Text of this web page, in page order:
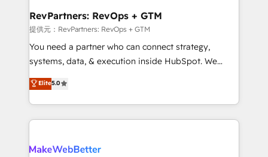
marketing campaigns, & RevOps frameworks that
fuel long-term success We connect the entire
customer lifecycle through seamless integrations,
ensure long-term adoption with change-
and service to drive sustainable growth With 6 key
HubSpot accreditations and experience across
RevPartners: RevOps + GTM
提供元：RevPartners: RevOps + GTM
You need a partner who can connect strategy,
systems, data, & execution inside HubSpot. We
bridge the gap where most agencies fall short by
combining GTM strategy with technical execution to
solve the right problem with the right solution. As the
only firm in the world to hold Elite Partner
clients gain a unique advantage in CRM architecture,
Elite5.0